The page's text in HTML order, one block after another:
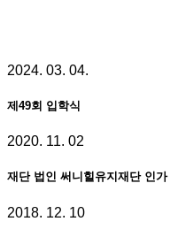
2024. 03. 04.
제49회 입학식
2020. 11. 02
재단 법인 써니힐유지재단 인가
2018. 12. 10